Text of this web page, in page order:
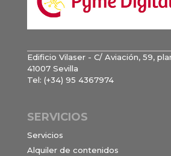
Edificio Vilaser - C/ Aviación, 59,
41007 Sevilla
Tel: (+34) 95 4367974
SERVICIOS
Servicios
Alquiler de contenidos